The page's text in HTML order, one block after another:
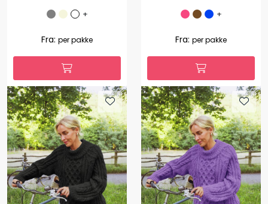
ÅDNE genser
OK 08-06Z
+
Fra: 1.035,00 per pakke
ÅDNE genser
OK 08-05AJ
+
Fra: 1.127,00 per pakke